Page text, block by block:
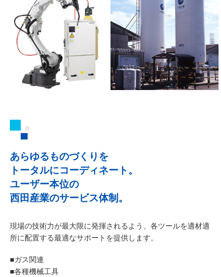
あらゆるものづくりを
トータルにコーディネート。
ユーザー本位の
西田産業のサービス体制。
現場の技術力が最大限に発揮されるよう、 各ツールを適材適
所に配置する最適なサポートを提供します。
■ガス関連
■各種機械工具